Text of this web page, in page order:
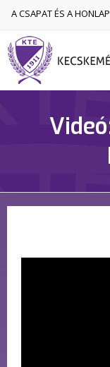
A CSAPAT ÉS A